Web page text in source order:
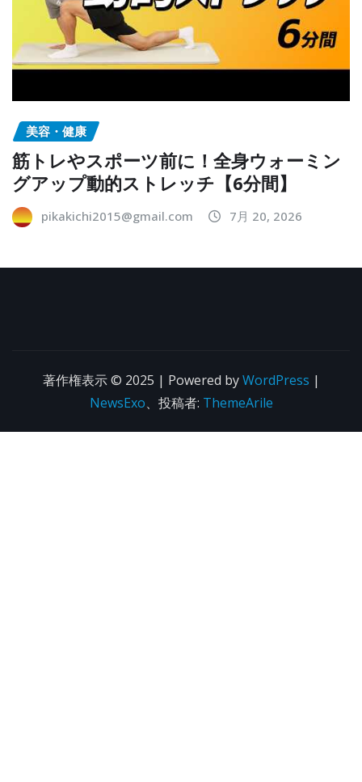
美容・健康
筋トレやスポーツ前に！全身ウォーミン
グアップ動的ストレッチ【6分間】
pikakichi2015@gmail.com 7月 20, 2026
著作権表示 © 2025 | Powered byWordPress |
NewsExo、投稿者: ThemeArile